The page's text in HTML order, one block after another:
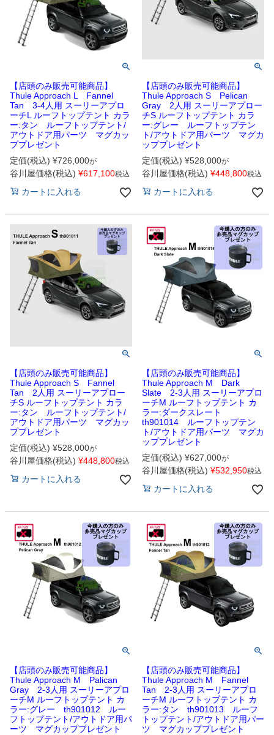
【店頭のみ販売可能商品】
Thule Approach L Fannel
Tan 3-4人用 スーリーアプロ
ーチL ルーフトップテント カラ
ー:タン ルーフトップテント/
アウトドア用パーツ マグカッ
ププレゼント
定価(税込) ¥726,000が
谷川屋価格(税込) ¥617,100税込
カートに入れる
【店頭のみ販売可能商品】
Thule Approach S Pelican
Gray 2人用 スーリーアプロー
チS ルーフトップテント カラ
ー:グレー ルーフトップテン
ト/アウトドア用パーツ マグカ
ッププレゼント
定価(税込) ¥528,000が
谷川屋価格(税込) ¥448,800税込
カートに入れる
【店頭のみ販売可能商品】
Thule Approach S Fannel
Tan 2人用 スーリーアプロー
チS ルーフトップテント カラ
ー:タン ルーフトップテント/
アウトドア用パーツ マグカッ
ププレゼント
定価(税込) ¥528,000が
谷川屋価格(税込) ¥448,800税込
カートに入れる
【店頭のみ販売可能商品】
Thule Approach M Dark
Slate 2-3人用 スーリーアプロ
ーチM ルーフトップテント カ
ラー:ダークスレート
th901014 ルーフトップテン
ト/アウトドア用パーツ マグカ
ッププレゼント
定価(税込) ¥627,000が
谷川屋価格(税込) ¥532,950税込
カートに入れる
【店頭のみ販売可能商品】
Thule Approach M Palican
Gray 2-3人用 スーリーアプロ
ーチM ルーフトップテント カ
ラー:グレー th901012 ルー
フトップテント/アウトドア用パ
ーツ マグカッププレゼント
【店頭のみ販売可能商品】
Thule Approach M Fannel
Tan 2-3人用 スーリーアプロ
ーチM ルーフトップテント カ
ラー:タン th901013 ルーフ
トップテント/アウトドア用パー
ツ マグカッププレゼント